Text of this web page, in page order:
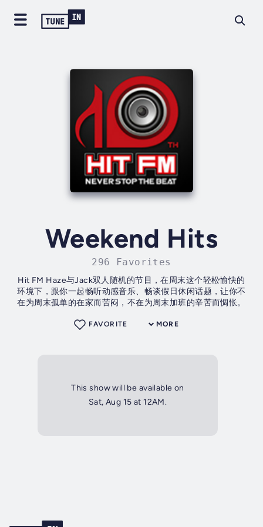
Weekend Hits
296 Favorites
Hit FM Haze与Jack双人随机的节目，在周末这个轻松愉快的
环境下，跟你一起畅听动感音乐、畅谈假日休闲话题，让你不
在为周末孤单的在家而苦闷，不在为周末加班的辛苦而惆怅。
MORE
FAVORITE
This show will be available on
Sat, Aug 15 at 12AM.